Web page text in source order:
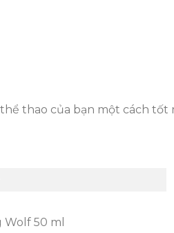
thao của bạn một cách tốt
50 ml